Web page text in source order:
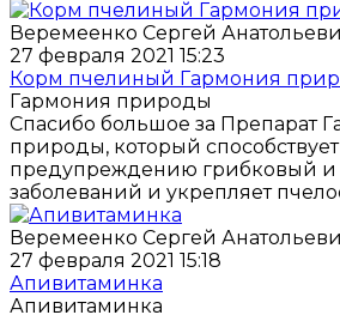
Веремеенко Сергей
27 февраля 2021 15:23
Корм пчелиный Гармония
Гармония природы
Спасибо большое за Препарат
природы, который способствует
предупреждению грибковый и
заболеваний и укрепляет
Веремеенко Сергей
27 февраля 2021 15:18
Апивитаминка
Апивитаминка